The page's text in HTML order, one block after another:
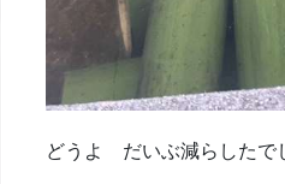
どうよ だいぶ減らしたで